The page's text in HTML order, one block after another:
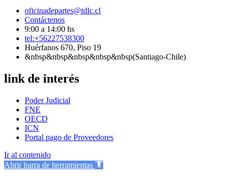
oficinadepartes@tdlc.cl
Contáctenos
9:00 a 14:00 hs
tel:+56227538300
Huérfanos 670, Piso 19
&nbsp&nbsp&nbsp&nbsp&nbsp(Santiago-Chile)
link de interés
Poder Judicial
FNE
OECD
ICN
Portal pago de Proveedores
Ir al contenido
Abrir barra de herramientas